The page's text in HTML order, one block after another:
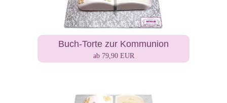
Buch-Torte zur Kommunion
ab 79,90 EUR